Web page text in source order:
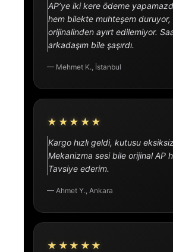
AP’ye iki kere ödeme
hem bilekte muhteşem duruyor,
orijinalinden ayırt edilemiyor.
arkadaşım bile şaşırdı.
— Mehmet K., İstanbul
★★★★★
Kargo hızlı geldi, kutusu
Mekanizma sesi bile orijinal AP
Tavsiye ederim.
— Ahmet Y., Ankara
★★★★★